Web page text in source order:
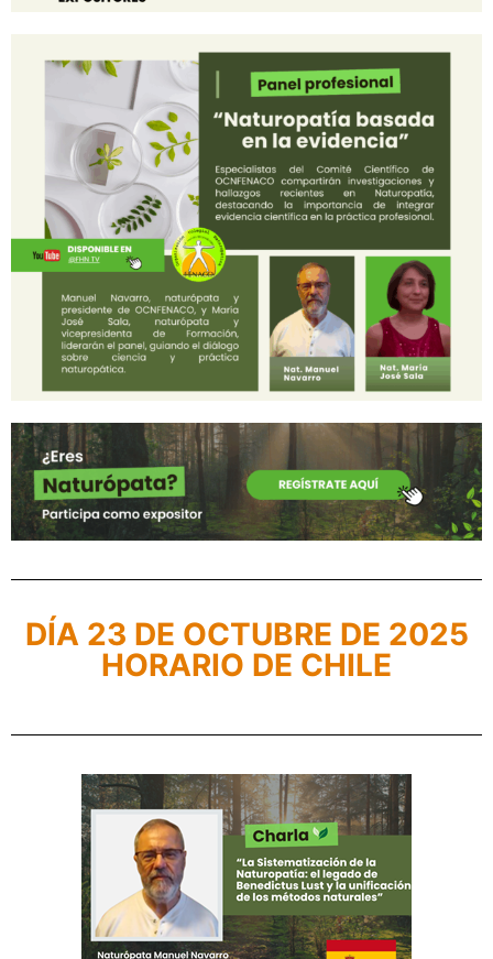
DÍA 23 DE OCTUBRE DE 2025
HORARIO DE CHILE